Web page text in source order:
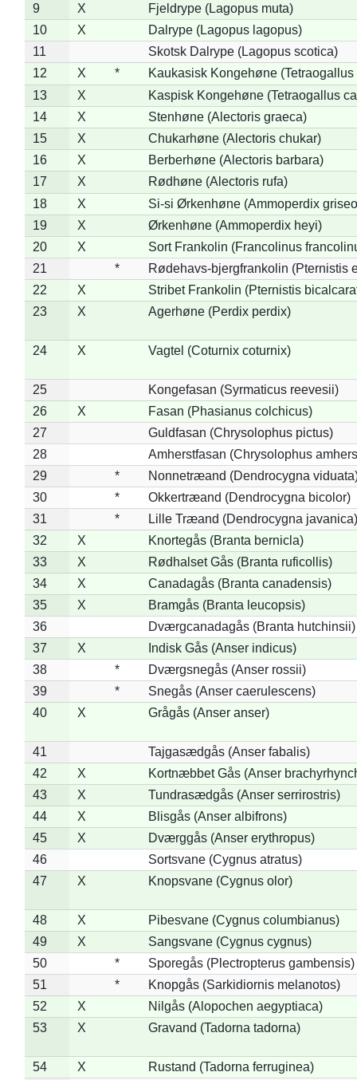
9
X
Fjeldrype (Lagopus muta)
10
X
Dalrype (Lagopus lagopus)
11
Skotsk Dalrype (Lagopus scotica)
12
X *
Kaukasisk Kongehøne
13
X
Kaspisk Kongehøne (Tetraogallus
14
X
Stenhøne (Alectoris graeca)
15
X
Chukarhøne (Alectoris chukar)
16
X
Berberhøne (Alectoris barbara)
17
X
Rødhøne (Alectoris rufa)
18
X
Si-si Ørkenhøne (Ammoperdix
19
X
Ørkenhøne (Ammoperdix heyi)
20
X
Sort Frankolin (Francolinus
21
*
Rødehavs-bjergfrankolin (Pternistis
22
X
Stribet Frankolin (Pternistis
23
X Agerhøne (Perdix perdix)
24 X Vagtel (Coturnix coturnix)
25
Kongefasan (Syrmaticus reevesii)
26
X
Fasan (Phasianus colchicus)
27
Guldfasan (Chrysolophus pictus)
28
Amherstfasan (Chrysolophus
29
*
Nonnetræand (Dendrocygna
30
*
Okkertræand (Dendrocygna bicolor)
31
*
Lille Træand (Dendrocygna javanica)
32
X
Knortegås (Branta bernicla)
33
X
Rødhalset Gås (Branta ruficollis)
34
X
Canadagås (Branta canadensis)
35
X
Bramgås (Branta leucopsis)
36
Dværgcanadagås (Branta hutchinsii)
37
X
Indisk Gås (Anser indicus)
38
*
Dværgsnegås (Anser rossii)
39
*
Snegås (Anser caerulescens)
40
X Grågås (Anser anser)
41
Tajgasædgås (Anser fabalis)
42
X
Kortnæbbet Gås (Anser
43
X
Tundrasædgås (Anser serrirostris)
44
X
Blisgås (Anser albifrons)
45
X
Dværggås (Anser erythropus)
46
Sortsvane (Cygnus atratus)
47
X Knopsvane (Cygnus olor)
48 X
Pibesvane (Cygnus columbianus)
49
X
Sangsvane (Cygnus cygnus)
50
*
Sporegås (Plectropterus gambensis)
51
*
Knopgås (Sarkidiornis melanotos)
52
X
Nilgås (Alopochen aegyptiaca)
53
X Gravand (Tadorna tadorna)
54 X
Rustand (Tadorna ferruginea)